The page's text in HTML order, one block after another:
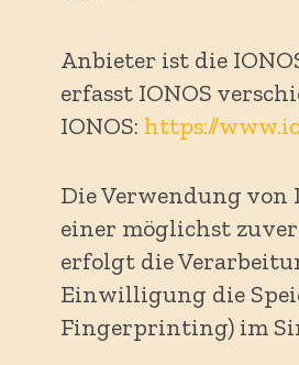
Anbieter ist die
erfasst IONOS
IONOS: https://
Die Verwendung von
einer möglichst
erfolgt die
Einwilligung die
Fingerprinting) im